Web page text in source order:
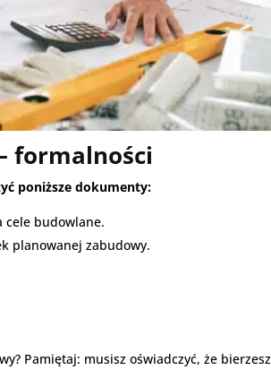
formalności
poniższe dokumenty:
cele budowlane.
planowanej zabudowy.
Pamiętaj: musisz oświadczyć, że